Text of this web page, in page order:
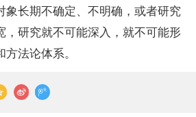
象长期不确定、不明确，或者研究
，研究就不可能深入，就不可能形
法论体系。